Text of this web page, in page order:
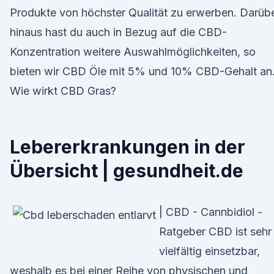
Produkte von höchster Qualität zu erwerben.
hinaus hast du auch in Bezug auf die CBD-
Konzentration weitere Auswahlmöglichkeiten, so
bieten wir CBD Öle mit 5% und 10% CBD-Gehalt
Wie wirkt CBD Gras?
Lebererkrankungen in der
Übersicht | gesundheit.de
| CBD - Cannbidiol -
Ratgeber CBD ist sehr
vielfältig einsetzbar,
weshalb es bei einer Reihe von physischen und